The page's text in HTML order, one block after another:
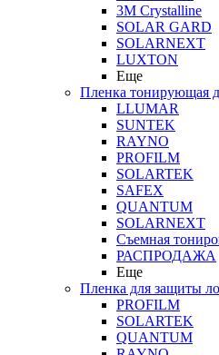
3M Crystalline
SOLAR GARD
SOLARNEXT
LUXTON
Еще
Пленка тонирующая
LLUMAR
SUNTEK
RAYNO
PROFILM
SOLARTEK
SAFEX
QUANTUM
SOLARNEXT
Съемная
РАСПРОДАЖА
Еще
Пленка для защиты
PROFILM
SOLARTEK
QUANTUM